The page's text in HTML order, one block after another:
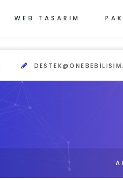
WEB TASARIM